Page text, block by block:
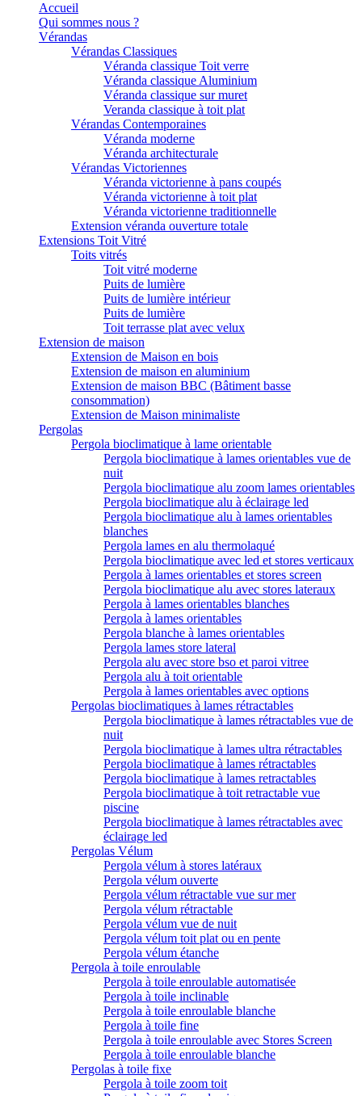
Accueil
Qui sommes nous ?
Vérandas
Vérandas Classiques
Véranda classique Toit verre
Véranda classique Aluminium
Véranda classique sur muret
Veranda classique à toit plat
Vérandas Contemporaines
Véranda moderne
Véranda architecturale
Vérandas Victoriennes
Véranda victorienne à pans coupés
Véranda victorienne à toit plat
Véranda victorienne traditionnelle
Extension véranda ouverture totale
Extensions Toit Vitré
Toits vitrés
Toit vitré moderne
Puits de lumière
Puits de lumière intérieur
Puits de lumière
Toit terrasse plat avec velux
Extension de maison
Extension de Maison en bois
Extension de maison en aluminium
Extension de maison BBC (Bâtiment basse
consommation)
Extension de Maison minimaliste
Pergolas
Pergola bioclimatique à lame orientable
Pergola bioclimatique à lames orientables vue de
nuit
Pergola bioclimatique alu zoom lames orientables
Pergola bioclimatique alu à éclairage led
Pergola bioclimatique alu à lames orientables
blanches
Pergola lames en alu thermolaqué
Pergola bioclimatique avec led et stores verticaux
Pergola à lames orientables et stores screen
Pergola bioclimatique alu avec stores lateraux
Pergola à lames orientables blanches
Pergola à lames orientables
Pergola blanche à lames orientables
Pergola lames store lateral
Pergola alu avec store bso et paroi vitree
Pergola alu à toit orientable
Pergola à lames orientables avec options
Pergolas bioclimatiques à lames rétractables
Pergola bioclimatique à lames rétractables vue de
nuit
Pergola bioclimatique à lames ultra rétractables
Pergola bioclimatique à lames rétractables
Pergola bioclimatique à lames retractables
Pergola bioclimatique à toit retractable vue
piscine
Pergola bioclimatique à lames rétractables avec
éclairage led
Pergolas Vélum
Pergola vélum à stores latéraux
Pergola vélum ouverte
Pergola vélum rétractable vue sur mer
Pergola vélum rétractable
Pergola vélum vue de nuit
Pergola vélum toit plat ou en pente
Pergola vélum étanche
Pergola à toile enroulable
Pergola à toile enroulable automatisée
Pergola à toile inclinable
Pergola à toile enroulable blanche
Pergola à toile fine
Pergola à toile enroulable avec Stores Screen
Pergola à toile enroulable blanche
Pergolas à toile fixe
Pergola à toile zoom toit